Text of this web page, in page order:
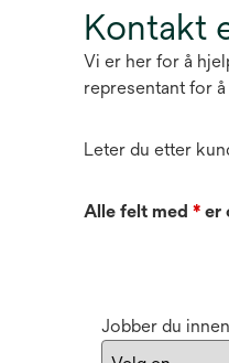
Kontakt
Vi er her for å
representant for
Leter du etter
Alle felt med * er
Jobber du